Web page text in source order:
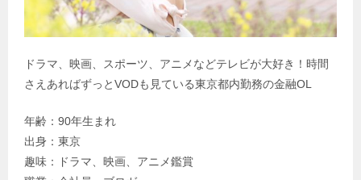
ドラマ、映画、スポーツ、アニメなどテレビが大好き！時間
さえあればずっとVODも見ている東京都内勤務の金融OL
年齢：90年生まれ
出身：東京
趣味：ドラマ、映画、アニメ鑑賞